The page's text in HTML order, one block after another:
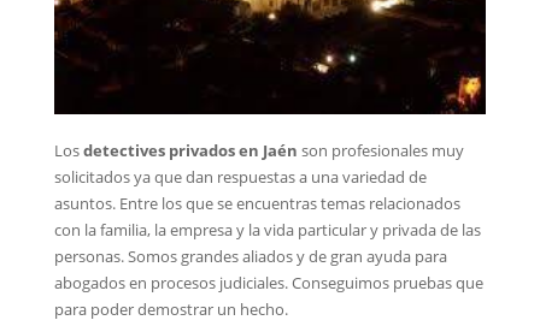
Losdetectives privados en Jaén son profesionales muy
solicitados ya que dan respuestas a una variedad de
asuntos. Entre los que se encuentras temas relacionados
con la familia, la empresa y la vida particular y privada de las
personas. Somos grandes aliados y de gran ayuda para
abogados en procesos judiciales. Conseguimos pruebas que
para poder demostrar un hecho.